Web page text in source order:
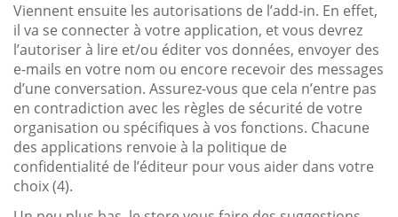
Viennent ensuite les autorisations de l’add-in. En effet,
il va se connecter à votre application, et vous devrez
l’autoriser à lire et/ou éditer vos données, envoyer des
e-mails en votre nom ou encore recevoir des messages
d’une conversation. Assurez-vous que cela n’entre pas
en contradiction avec les règles de sécurité de votre
organisation ou spécifiques à vos fonctions. Chacune
des applications renvoie à la politique de
confidentialité de l’éditeur pour vous aider dans votre
choix (4).